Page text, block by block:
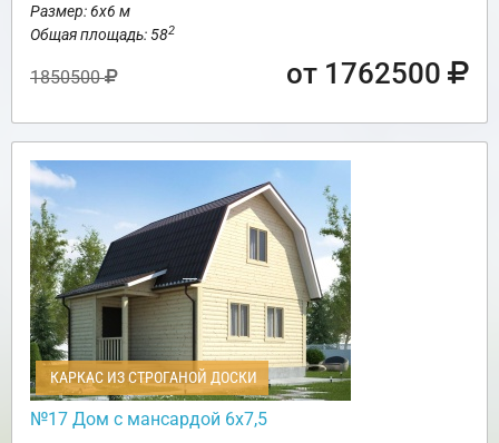
Размер: 6х6 м
Общая площадь: 582
1850500 от 1762500
КАРКАС ИЗ СТРОГАНОЙ ДОСКИ
№17 Дом с мансардой 6х7,5